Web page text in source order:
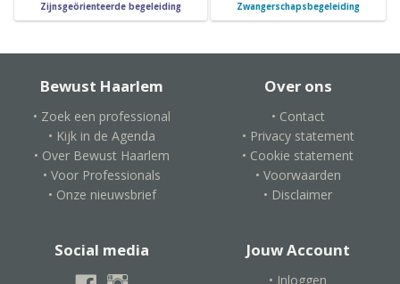
Zijnsgeörienteerde begeleiding Zwangerschapsbegeleiding
Bewust Haarlem
• Zoek een professional
• Kijk in de Agenda
• Over Bewust Haarlem
• Voor Professionals
• Onze nieuwsbrief
Over ons
• Contact
• Privacy statement
• Cookie statement
• Voorwaarden
• Disclaimer
Social media Jouw Account
• Inloggen